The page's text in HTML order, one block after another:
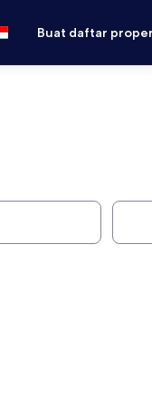
Buat daftar